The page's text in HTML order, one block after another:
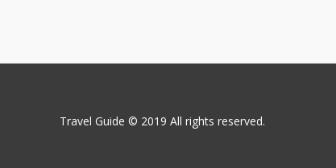
Travel Guide © 2019 All rights reserved.